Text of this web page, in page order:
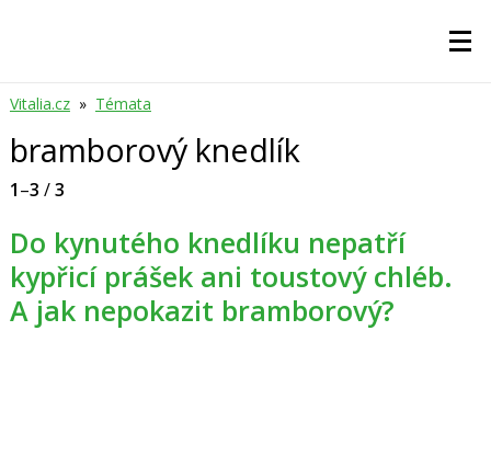
Vitalia.cz » Témata
bramborový knedlík
1–3 /3
Do kynutého knedlíku nepatří
kypřicí prášek ani toustový chléb.
A jak nepokazit bramborový?